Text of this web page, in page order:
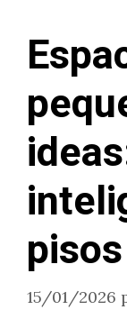
15/01/2026